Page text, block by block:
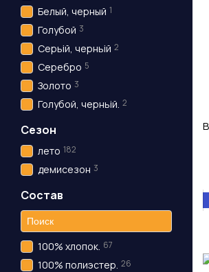
Белый, черный 1
Голубой 3
Серьій, черньій 2
Серебро 5
Золото 3
Голубой, черньій. 2
Сезон
лето 182
демисезон 3
Состав
100% хлопок. 67
100% полиэстер. 26